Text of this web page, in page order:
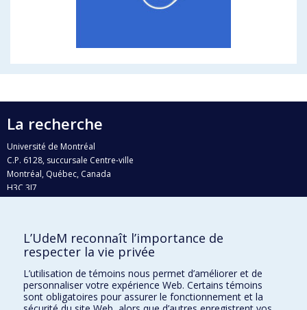
La recherche
Université de Montréal
C.P. 6128, succursale Centre-ville
Montréal, Québec, Canada
H3C 3J7
Qui fait quoi?
Nous trouver
Plan du site
Accessibilité
L’UdeM reconnaît l’importance de
respecter la vie privée
L’utilisation de témoins nous permet d’améliorer et de
personnaliser votre expérience Web. Certains témoins
sont obligatoires pour assurer le fonctionnement et la